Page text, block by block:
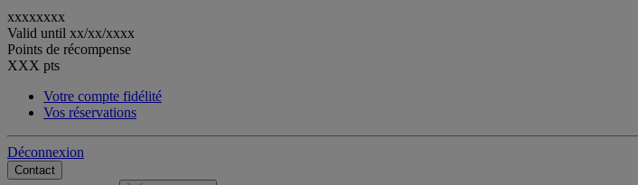
xxxxxxxx
Valid until xx/xx/xxxx
Points de récompense
XXX pts
Votre compte fidélité
Vos réservations
Déconnexion
Contact